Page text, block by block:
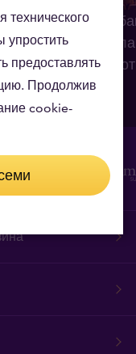
Опрос
число стран
увеличить
30.06.2026
упростить
предоставлять
Продолжив
cookie-